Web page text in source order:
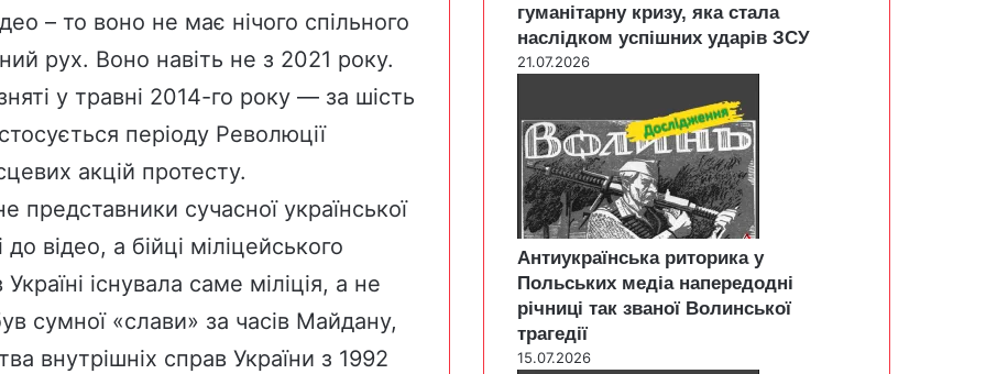
– то воно не має нічого спільного
рух. Воно навіть не з 2021 року.
і у травні 2014-го року — за шість
періоду Революції
акцій протесту.
представники сучасної української
відео, а бійці міліцейського
існувала саме міліція, а не
сумної «слави» за часів Майдану,
внутрішніх справ України з 1992
гуманітарну кризу, яка стала
наслідком успішних ударів ЗСУ
21.07.2026
Антиукраїнська риторика у
Польських медіа напередодні
річниці так званої Волинської
трагедії
15.07.2026